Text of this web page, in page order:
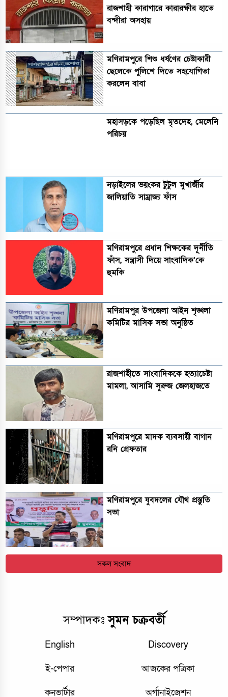
রাজশাহী কারাগারে কারারক্ষীর হাতে
বন্দীরা অসহায়
মণিরামপুরে শিশু ধর্ষণের চেষ্টাকারী
ছেলেকে পুলিশে দিতে সহযোগিতা
করলেন বাবা
মহাসড়কে পড়েছিল মৃতদেহ, মেলেনি
পরিচয়
নড়াইলের ভয়ংকর টুটুল মুখার্জীর
জালিয়াতি সাম্রাজ্য ফাঁস
মণিরামপুরে প্রধান শিক্ষকের দূর্নীতি
ফাঁস, সন্ত্রাসী দিয়ে সাংবাদিক’কে
হুমকি
মণিরামপুর উপজেলা আইন শৃঙ্খলা
কমিটির মাসিক সভা অনুষ্ঠিত‎‎
রাজশাহীতে সাংবাদিককে হত্যাচেষ্টা
মামলা, আসামি সুরুজ জেলহাজতে
মণিরামপুরে মাদক ব্যবসায়ী বাগান
রনি গ্রেফতার
মণিরামপুরে যুবদলের যৌথ প্রস্তুতি
সভা
সকল সংবাদ
সম্পাদকঃসুমন চক্রবর্তী
English Discovery
ই-পেপার আজকের পত্রিকা
কনভার্টার অর্গানাইজেশন